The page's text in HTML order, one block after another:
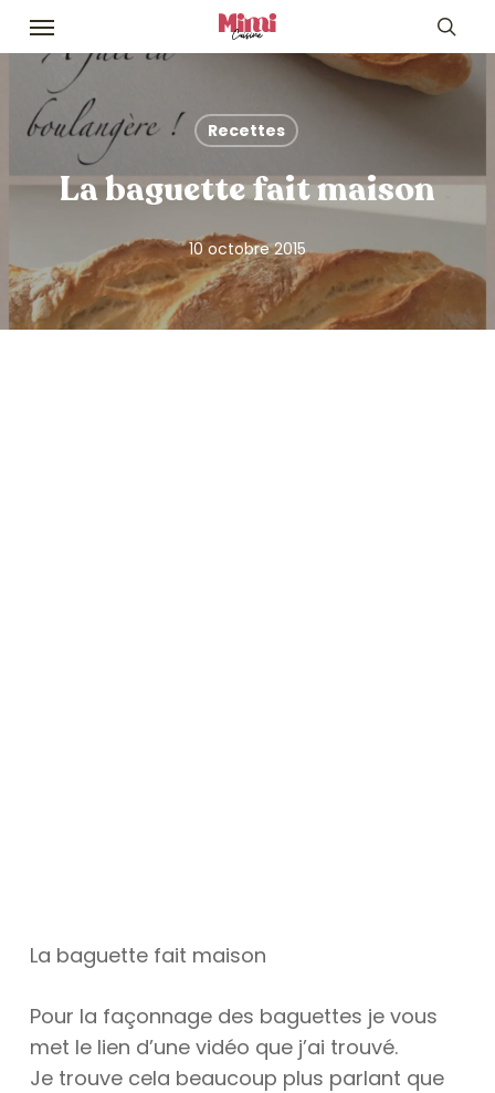
Skip
content
Menu
Recettes
La baguette fait maison
10 octobre 2015
La baguette fait maison
Pour la façonnage des baguettes je vous
met le lien d’une vidéo que j’ai trouvé.
Je trouve cela beaucoup plus parlant que